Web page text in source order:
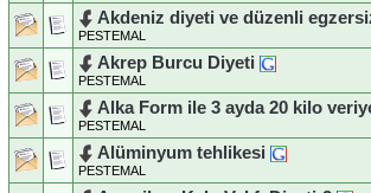
Akdeniz diyeti ve düzenli
PESTEMAL
Akrep Burcu Diyeti
PESTEMAL
Alka Form ile 3 ayda 20 kilo
PESTEMAL
Alüminyum tehlikesi
PESTEMAL